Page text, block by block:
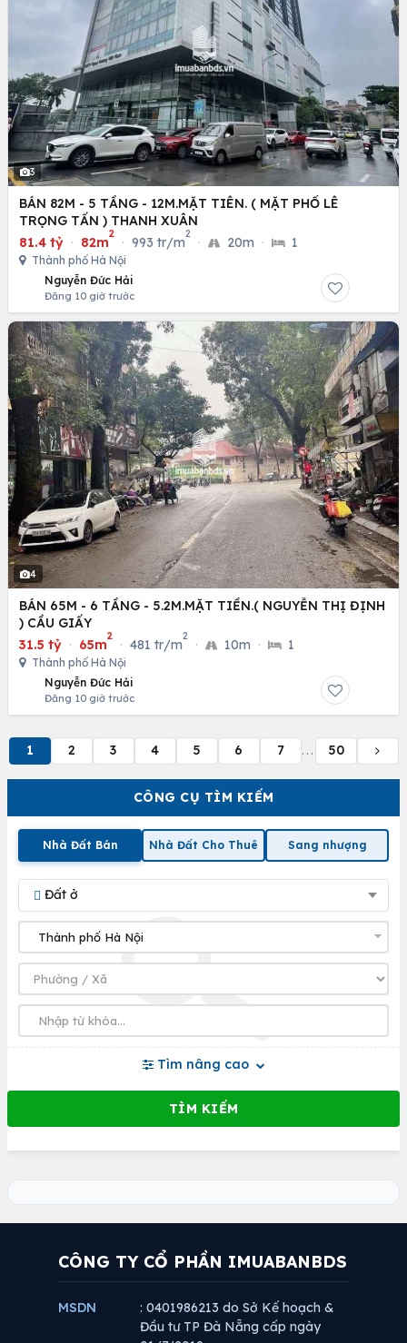
CÔNG CỤ TÌM KIẾM
Nhà Đất Bán Nhà Đất Cho Thuê Sang nhượng
Đất ở
Tìm nâng cao
3
BÁN 82M - 5 TẦNG - 12M.MẶT TIÊN. ( MẶT PHỐ LÊ
TRỌNG TẤN ) THANH XUÂN
81.4 tỷ · 82m
2
· 993 tr/m
2
· 20m · 1
Thành phố Hà Nội
Nguyễn Đức Hải
Đăng 10 giờ trước
4
BÁN 65M - 6 TẦNG - 5.2M.MẶT TIỀN.( NGUYỄN THỊ ĐỊNH
) CẦU GIẤY
31.5 tỷ · 65m
2
· 481 tr/m
2
· 10m · 1
Thành phố Hà Nội
Nguyễn Đức Hải
Đăng 10 giờ trước
1 2 3 4 5 6 7 ... 50
CÔNG TY CỔ PHẦN IMUABANBDS
MSDN
: 0401986213 do Sở Kế hoạch &
Đầu tư TP Đà Nẵng cấp ngày